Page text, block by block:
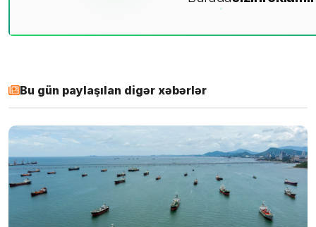
Bu gün paylaşılan digər xəbərlər